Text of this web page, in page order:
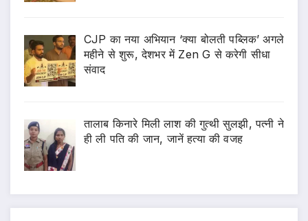
CJP का नया अभियान ‘क्या बोलती पब्लिक’ अगले
महीने से शुरू, देशभर में Zen G से करेगी सीधा
संवाद
तालाब किनारे मिली लाश की गुत्थी सुलझी, पत्नी ने
ही ली पति की जान, जानें हत्या की वजह